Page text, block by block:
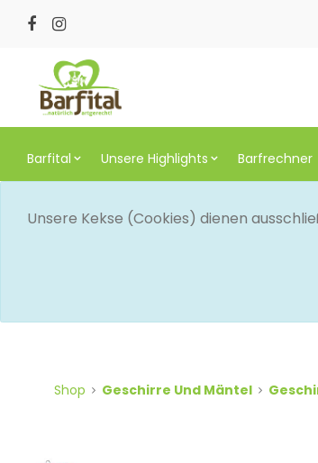
Barfital Unsere Highlights Barfrechner
Unsere Kekse (Cookies) dienen
Shop Geschirre Und Mäntel